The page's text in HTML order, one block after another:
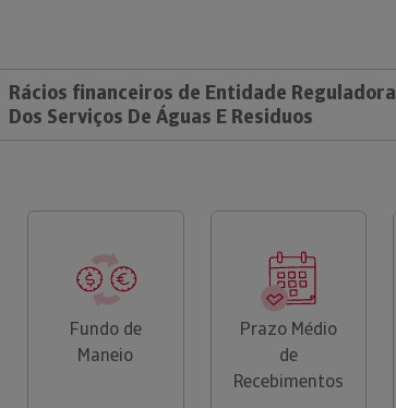
Rácios financeiros de Entidade Reguladora
Dos Serviços De Águas E Residuos
Fundo de
Maneio
Prazo Médio
de
Recebimentos